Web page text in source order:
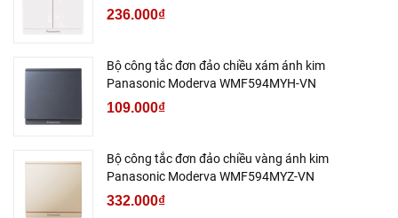
236.000₫
Bộ công tắc đơn đảo chiều xám ánh kim
Panasonic Moderva WMF594MYH-VN
109.000₫
Bộ công tắc đơn đảo chiều vàng ánh kim
Panasonic Moderva WMF594MYZ-VN
332.000₫